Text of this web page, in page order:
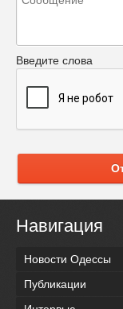
Введите слова
Навигация
Новости Одессы
Публикации